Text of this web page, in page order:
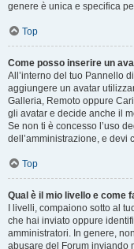
genere è unica e specifica
Top
Come posso inserire un
All’interno del tuo Pannello
aggiungere un avatar
Galleria, Remoto oppure
gli avatar e decide anche il
Se non ti è concesso l’uso
dell’amministrazione, e devi
Top
Qual è il mio livello e come
I livelli, compaiono sotto al
che hai inviato oppure
amministratori. In genere,
abusare del Forum inviando